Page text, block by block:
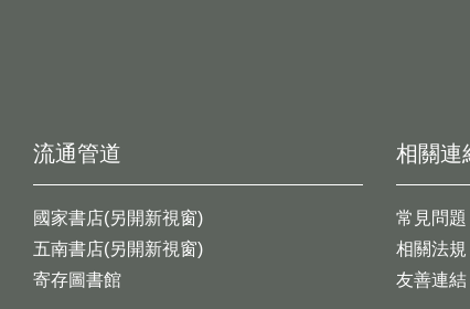
流通管道
國家書店(另開新視窗)
五南書店(另開新視窗)
寄存圖書館
相關連
常見問題
相關法規
友善連結